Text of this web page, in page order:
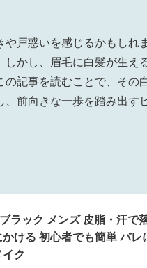
戸惑いを感じるかもしれ
かし、眉毛に白髪が生え
記事を読むことで、その
前向きな一歩を踏み出す
ラック メンズ 皮脂・汗で
ける 初心者でも簡単 バレ
ク